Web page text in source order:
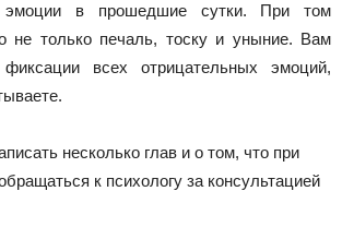
эмоции в прошедшие сутки. При том
не только печаль, тоску и уныние. Вам
всех отрицательных эмоций,
несколько глав и о том, что при
к психологу за консультацией